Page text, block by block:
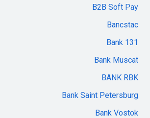
B2B Soft Pay
Bancstac
Bank 131
Bank Muscat
BANK RBK
Bank Saint Petersburg
Bank Vostok